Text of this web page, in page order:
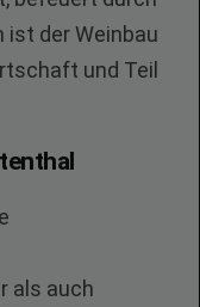
ist der Weinbau
und Teil
als auch